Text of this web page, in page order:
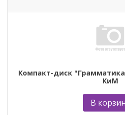
Компакт-диск
КиМ
В